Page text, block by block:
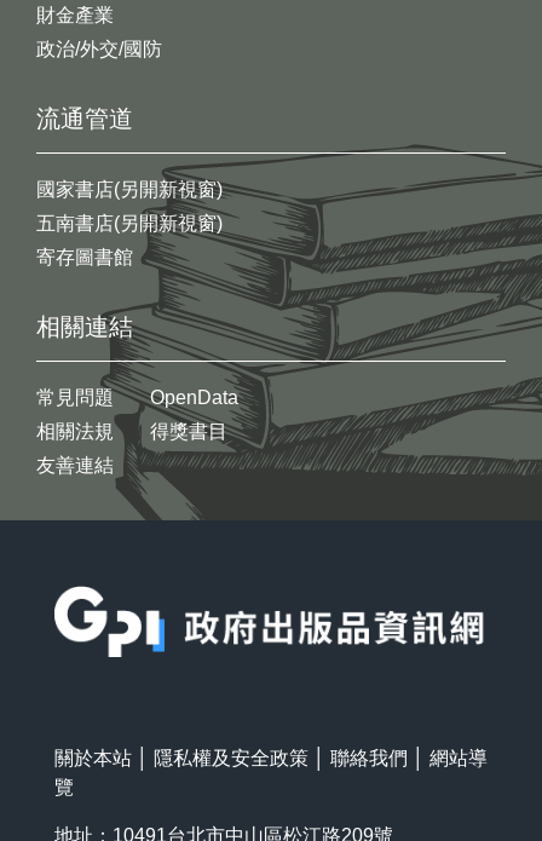
財金產業
政治/外交/國防
流通管道
國家書店(另開新視窗)
五南書店(另開新視窗)
寄存圖書館
相關連結
常見問題
相關法規
友善連結
OpenData
得獎書目
關於本站 隱私權及安全政策 聯絡我們
網站導
覽
地址：10491台北市中山區松江路209號